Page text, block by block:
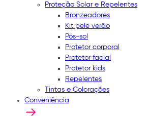
Proteção Solar e Repelentes
Bronzeadores
Kit pele verão
Pós-sol
Protetor corporal
Protetor facial
Protetor kids
Repelentes
Tintas e Colorações
Conveniência